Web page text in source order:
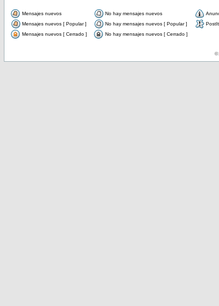
Mensajes nuevos No hay mensajes nuevos
Mensajes nuevos [ Popular ]
No hay mensajes nuevos [ Popular ]
PostIt
Mensajes nuevos [ Cerrado ]
No hay mensajes nuevos [ Cerrado ]
©